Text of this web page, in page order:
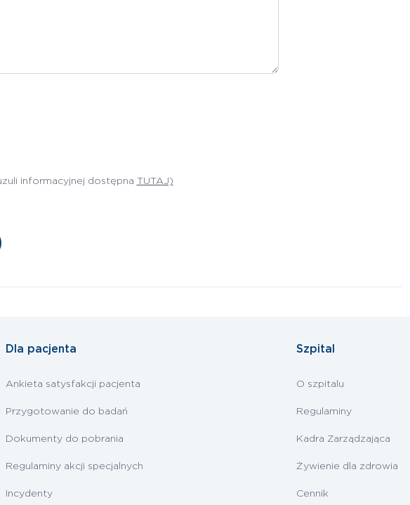
informacyjnej dostępna TUTAJ)
Dla pacjenta
Ankieta satysfakcji pacjenta
Przygotowanie do badań
Dokumenty do pobrania
Regulaminy akcji specjalnych
Incydenty
Szpital
O szpitalu
Regulaminy
Kadra Zarządzająca
Żywienie dla zdrowia
Cennik